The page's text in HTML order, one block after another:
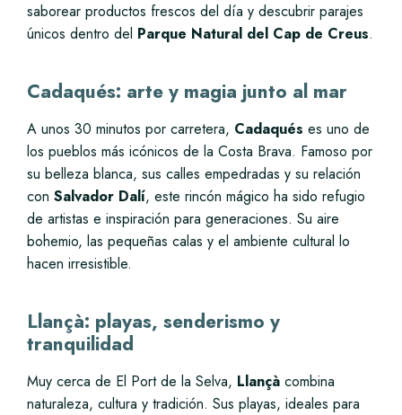
saborear productos frescos del día y descubrir parajes
únicos dentro del Parque Natural del Cap de Creus.
Cadaqués: arte y magia junto al mar
A unos 30 minutos por carretera, Cadaqués es uno de
los pueblos más icónicos de la Costa Brava. Famoso por
su belleza blanca, sus calles empedradas y su relación
con Salvador Dalí, este rincón mágico ha sido refugio
de artistas e inspiración para generaciones. Su aire
bohemio, las pequeñas calas y el ambiente cultural lo
hacen irresistible.
Llançà: playas, senderismo y
tranquilidad
Muy cerca de El Port de la Selva, Llançà combina
naturaleza, cultura y tradición. Sus playas, ideales para